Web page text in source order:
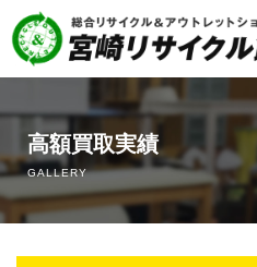
宮崎の冷蔵庫買取の中古相場・高
宮崎のエアコン買取の中古相場・
高額買取実績
GALLERY